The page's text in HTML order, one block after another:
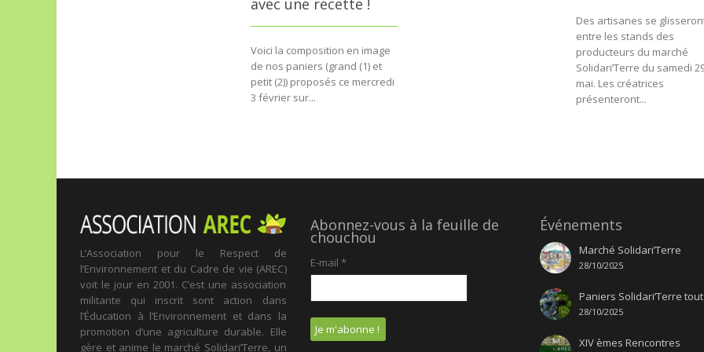
avec une recette !
Voici la composition en image
de nos paniers (grand (1) et
petit (2)) proposés ce mercredi
3 février sur...
Des artisanes se
entre les stands des
producteurs du marché
Solidari’Terre du samedi
mai. Les créatrices
présenteront...
L’Association pour le Respect de
l’Environnement et du Cadre de vie (AREC)
voit le jour en 2001. C’est une association
militante qui inscrit sont action dans
l’Éducation à l’Environnement et dans la
promotion d’une agriculture durable. Elle
gère et anime le marché Solidari’Terre, un
Abonnez-vous à la feuille de
chouchou
E-mail *
Événements
Marché Solidari’Terre
28/10/2025
Paniers Solidari’Terre
28/10/2025
XIV èmes Rencontres